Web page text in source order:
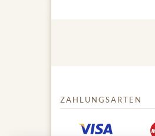
ZAHLUNGSARTEN